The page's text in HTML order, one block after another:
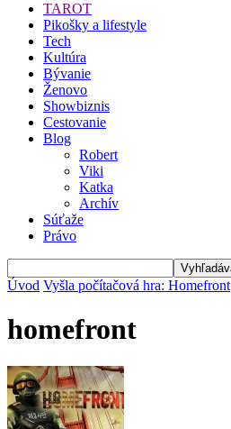
TAROT
Pikošky a lifestyle
Tech
Kultúra
Bývanie
Ženovo
Showbiznis
Cestovanie
Blog
Robert
Viki
Katka
Archív
Súťaže
Právo
Úvod Vyšla počítačová hra: Homefront
homefront